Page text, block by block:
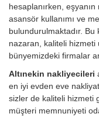
hesaplanırken, eşyanın
asansör kullanımı ve
bulundurulmaktadır.
nazaran, kaliteli hizmeti
bünyemizdeki firmalar
Altınekin nakliyecileri
en iyi evden eve
sizler de kaliteli hizmeti
müşteri memnuniyeti